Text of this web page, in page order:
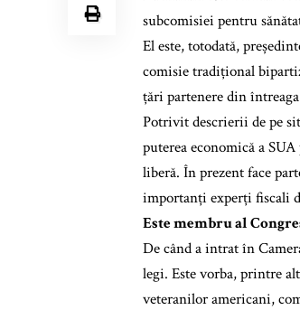
subcomisiei pentru
El este, totodată,
comisie tradițional
țări partenere din
Potrivit descrierii de pe
puterea economică a
liberă. În prezent face
importanți experți fiscali
Este membru al
De când a intrat în
legi. Este vorba, printre
veteranilor americani,